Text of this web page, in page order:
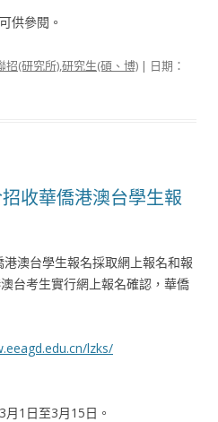
供參閱。
招(研究所),研究生(碩、博) | 日期：
收華僑港澳台學生報
澳台學生報名採取網上報名和報
台考生實行網上報名確認，華僑
lzks/
1日至3月15日。